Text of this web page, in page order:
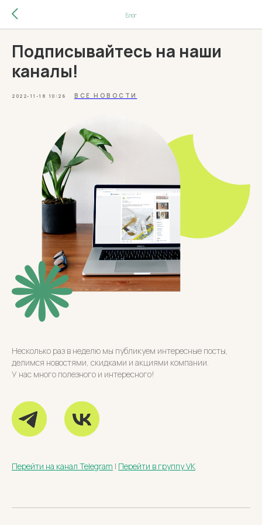
Блог
Подписывайтесь на наши
каналы!
2022-11-18 10:26 ВСЕ НОВОСТИ
Несколько раз в неделю мы публикуем интересные посты,
делимся новостями, скидками и акциями компании.
У нас много полезного и интересного!
Перейти на канал Telegram | Перейти в группу VK